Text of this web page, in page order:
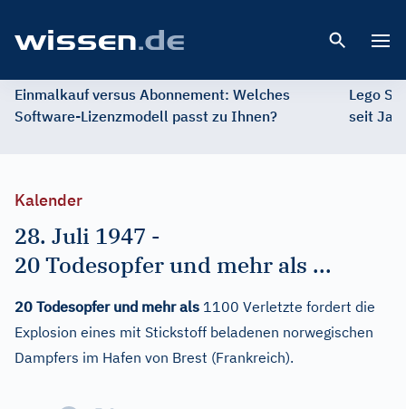
Einmalkauf versus Abonnement: Welches
Software-Lizenzmodell passt zu Ihnen?
Lego
seit
Kalender
28. Juli 1947 -
20 Todesopfer und mehr als ...
20 Todesopfer und mehr als 1100 Verletzte fordert die
Explosion eines mit Stickstoff beladenen norwegischen
Dampfers im Hafen von Brest (Frankreich).